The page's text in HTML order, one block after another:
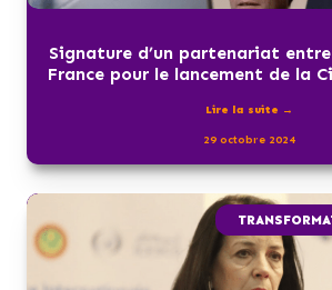
Signature d’un partenariat
France pour le lancement de la
Lire la suite →
29 octobre 2024